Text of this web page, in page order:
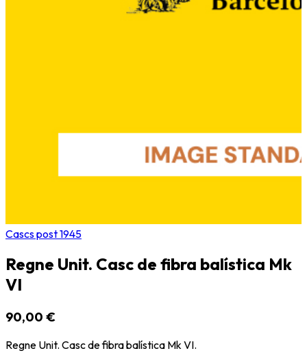
Cascs post 1945
Regne Unit. Casc de fibra balística Mk
VI
90,00 €
Regne Unit. Casc de fibra balística Mk VI.